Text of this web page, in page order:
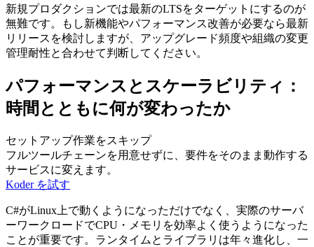
新規プロダクションでは最新のLTSをターゲットにするのが
無難です。もし新機能やパフォーマンス改善が必要なら最新
リリースを検討しますが、アップグレード頻度や組織の変更
管理耐性と合わせて判断してください。
パフォーマンスとスケーラビリティ：
時間とともに何が変わったか
セットアップ作業をスキップ
フルツールチェーンを用意せずに、要件をそのまま動作する
サービスに変えます。
Koder を試す
C#がLinux上で動くようになっただけでなく、実際のサーバ
ーワークロードでCPU・メモリを効率よく使うようになった
ことが重要です。ランタイムとライブラリは年々進化し、一